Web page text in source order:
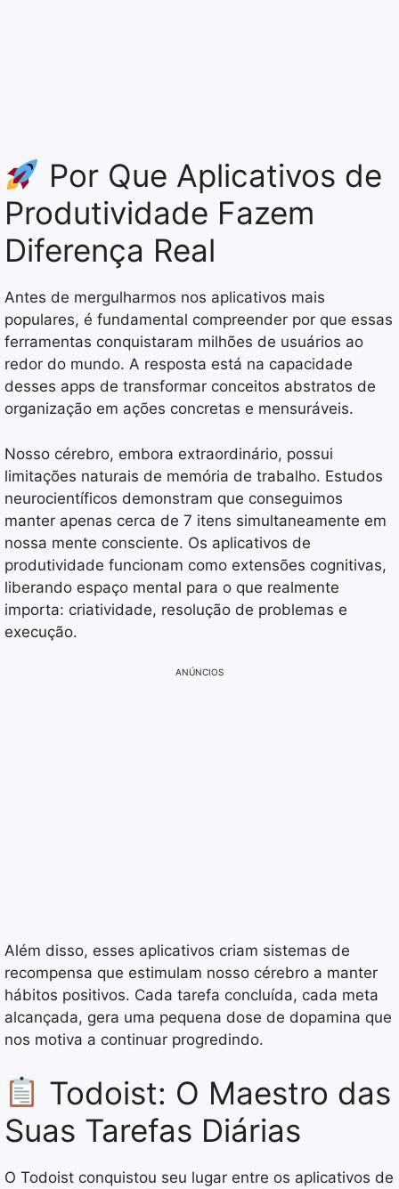
Por Que Aplicativos de
Produtividade Fazem
Diferença Real
Antes de mergulharmos nos aplicativos mais
populares, é fundamental compreender por que essas
ferramentas conquistaram milhões de usuários ao
redor do mundo. A resposta está na capacidade
desses apps de transformar conceitos abstratos de
organização em ações concretas e mensuráveis.
Nosso cérebro, embora extraordinário, possui
limitações naturais de memória de trabalho. Estudos
neurocientíficos demonstram que conseguimos
manter apenas cerca de 7 itens simultaneamente em
nossa mente consciente. Os aplicativos de
produtividade funcionam como extensões cognitivas,
liberando espaço mental para o que realmente
importa: criatividade, resolução de problemas e
execução.
ANÚNCIOS
Além disso, esses aplicativos criam sistemas de
recompensa que estimulam nosso cérebro a manter
hábitos positivos. Cada tarefa concluída, cada meta
alcançada, gera uma pequena dose de dopamina que
nos motiva a continuar progredindo.
Todoist: O Maestro das
Suas Tarefas Diárias
O Todoist conquistou seu lugar entre os aplicativos de